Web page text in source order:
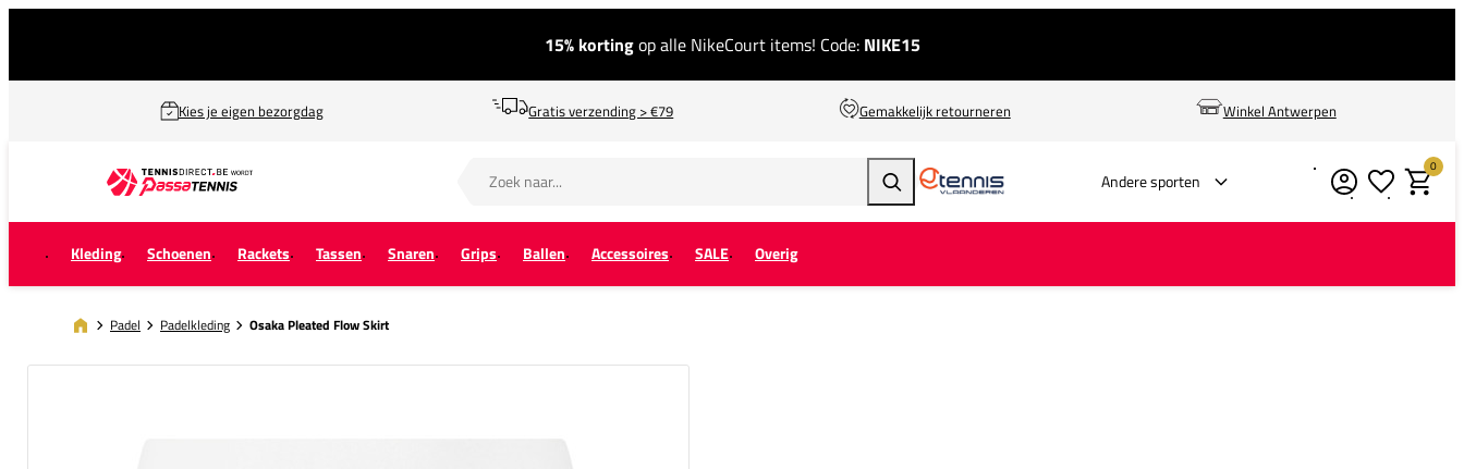
15% kortingop alle NikeCourt items! Code: NIKE15
Kies je eigen bezorgdag Gratis verzending > €79 Gemakkelijk retourneren Winkel Antwerpen
Zoeken Andere sporten Verlanglijstje
0
Kleding Schoenen Rackets Tassen Snaren Grips Ballen Accessoires SALE Overig
Padel Padelkleding Osaka Pleated Flow Skirt